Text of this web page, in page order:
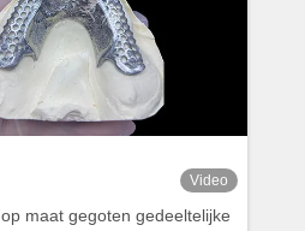
Video
maat gegoten gedeeltelijke